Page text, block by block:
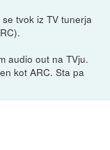
tvok iz TV tunerja
audio out na TVju.
kot ARC. Sta pa